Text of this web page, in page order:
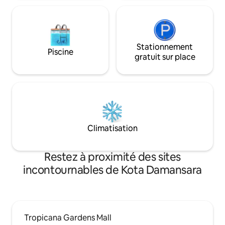
Piscine
Stationnement
gratuit sur place
Climatisation
Restez à proximité des sites
incontournables de Kota Damansara
Tropicana Gardens Mall